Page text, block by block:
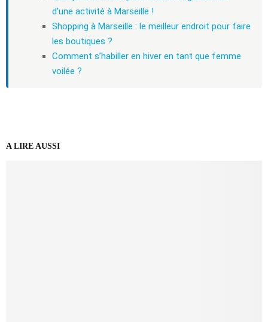
d’une activité à Marseille !
Shopping à Marseille : le meilleur endroit pour faire
les boutiques ?
Comment s’habiller en hiver en tant que femme
voilée ?
A LIRE AUSSI